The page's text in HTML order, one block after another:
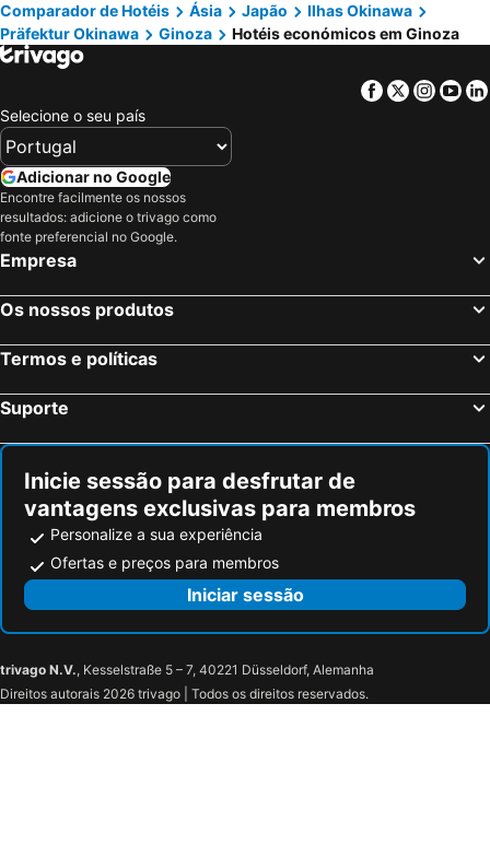
Hotel Yugaf Inn Okinawa
AQUASENSE Hotel & Resort
Condominium Hotel Shimanchu Club
Ocean View in Kibogaoka
The Pool Resort Okinawa
マイビーチリゾート
Low Cost Resort Manza Beach
Kanucha Bay Hotel & Villas
Ocean Resort PMC
Comparador de Hotéis Ásia Japão
Ilhas Okinawa
Präfektur Okinawa
Ginoza Hotéis económicos em Ginoza
Facebook
Twitter
Selecione o seu país
Adicionar no Google
Encontre facilmente os nossos
resultados: adicione o trivago como
fonte preferencial no Google.
Empresa
Os nossos produtos
Termos e políticas
Suporte
Inicie sessão para desfrutar de
vantagens exclusivas para membros
Personalize a sua experiência
Ofertas e preços para membros
Iniciar sessão
trivago N.V., Kesselstraße 5 – 7, 40221 Düsseldorf, Alemanha
Direitos autorais 2026 trivago | Todos os direitos reservados.